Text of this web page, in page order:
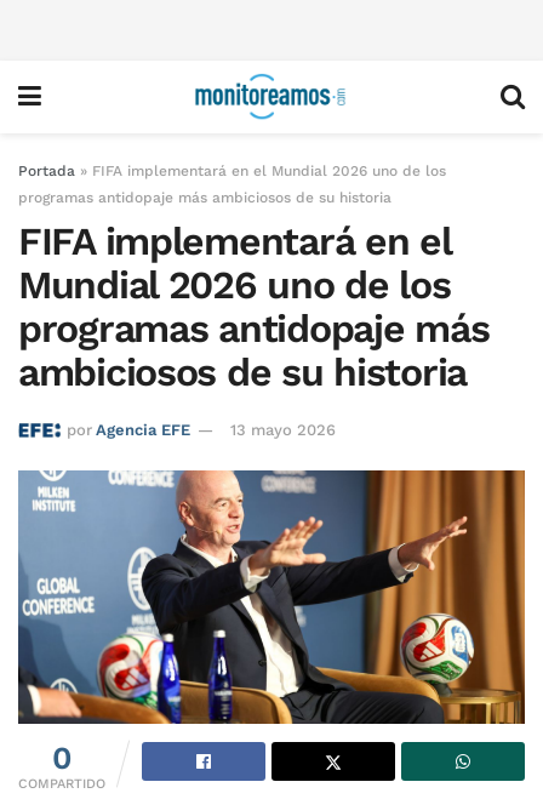
Portada » FIFA implementará en el Mundial 2026 uno de los
programas antidopaje más ambiciosos de su historia
FIFA implementará en el
Mundial 2026 uno de los
programas antidopaje más
ambiciosos de su historia
por Agencia EFE 13 mayo 2026
0
COMPARTIDO